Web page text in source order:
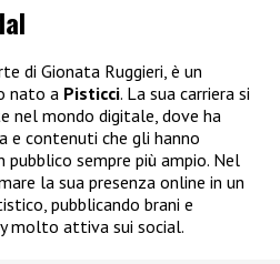
di Gionata Ruggieri, è un
nato a Pisticci. La sua carriera si
nel mondo digitale, dove ha
e contenuti che gli hanno
pubblico sempre più ampio. Nel
la sua presenza online in un
pubblicando brani e
molto attiva sui social.